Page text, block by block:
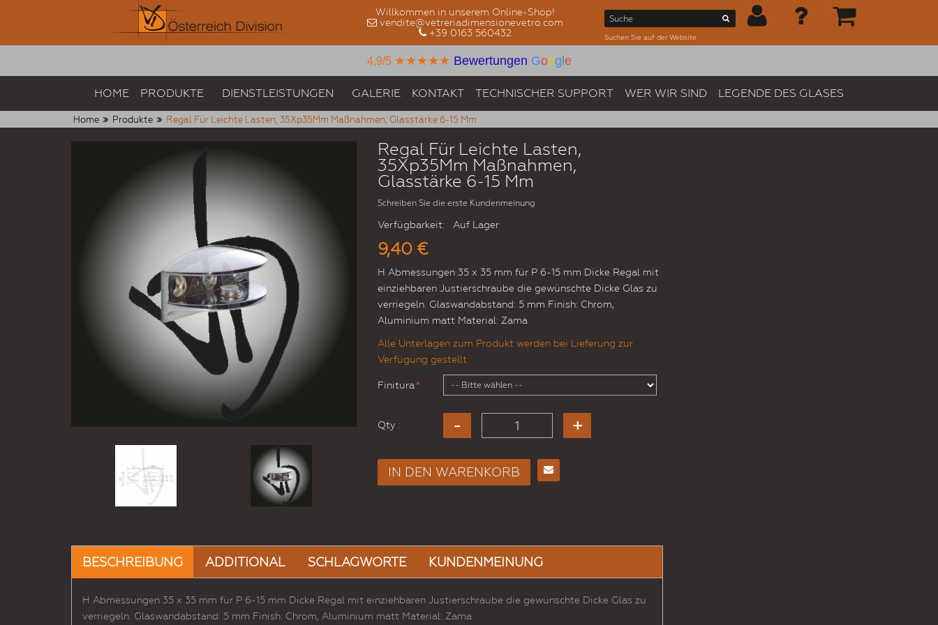
Willkommen in unserem Online-Shop!
vendite@vetreriadimensionevetro.com
+39 0163 560432
Suchen Sie auf der Website
4,9/5 ★★★★★ Bewertungen Goog e
HOME PRODUKTE DIENSTLEISTUNGEN GALERIE KONTAKT TECHNISCHER SUPPORT WER WIR SIND LEGENDE DES GLASES
Home Produkte Regal Für Leichte Lasten, 35Xp35Mm Maßnahmen, Glasstärke 6-15 Mm
Regal Für Leichte Lasten,
35Xp35Mm Maßnahmen,
Glasstärke 6-15 Mm
Schreiben Sie die erste Kundenmeinung
Verfügbarkeit: Auf Lager
9,40 €
H Abmessungen 35 x 35 mm für P 6-15 mm Dicke Regal mit
einziehbaren Justierschraube die gewünschte Dicke Glas zu
verriegeln. Glaswandabstand: 5 mm Finish: Chrom,
Aluminium matt Material: Zama
Alle Unterlagen zum Produkt werden bei Lieferung zur
Verfügung gestellt
*
Finitura
Qty :
IN DEN WARENKORB
BESCHREIBUNG ADDITIONAL SCHLAGWORTE KUNDENMEINUNG
H Abmessungen 35 x 35 mm für P 6-15 mm Dicke Regal mit einziehbaren Justierschraube die gewünschte Dicke Glas zu
verriegeln. Glaswandabstand: 5 mm Finish: Chrom, Aluminium matt Material: Zama